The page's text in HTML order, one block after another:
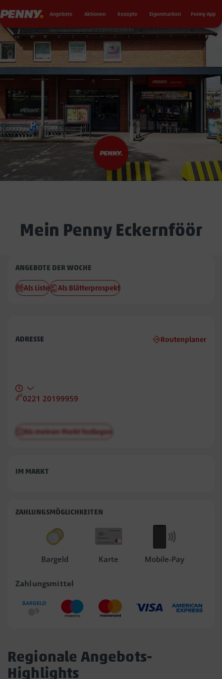
Penny Angebote Aktionen Rezepte Eigenmarken Penny App
Mein Penny Eckernföör
Penny
Eckernföör
ANGEBOTE DER WOCHE
Als Liste Als Blätterprospekt
ADRESSE Routenplaner
0221 20199959
Als meinen Markt festlegen
IM MARKT
ZAHLUNGSMÖGLICHKEITEN
Bargeld Karte Mobile-Pay
Zahlungsmittel
Regionale Angebots-
Highlights